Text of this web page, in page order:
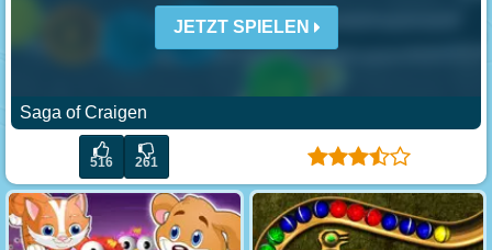
JETZT SPIELEN
Saga of Craigen
516 261